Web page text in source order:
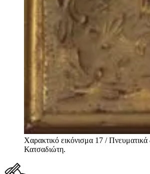
Χαρακτικό εικόνισμα 17 /
Κατσαδιώτη.